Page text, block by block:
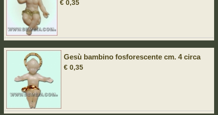
€ 0,35
Gesù bambino fosforescente cm. 4 circa
€ 0,35